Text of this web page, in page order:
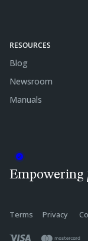
RESOURCES
Blog
Newsroom
Manuals
Empowering
Terms Privacy